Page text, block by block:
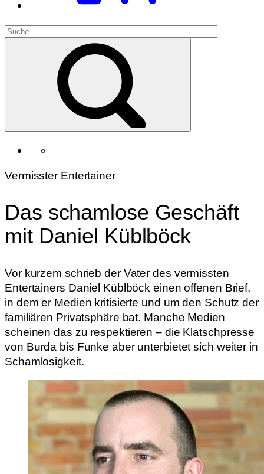
Vermisster Entertainer
Das schamlose Geschäft
mit Daniel Küblböck
Vor kurzem schrieb der Vater des vermissten
Entertainers Daniel Küblböck einen offenen Brief,
in dem er Medien kritisierte und um den Schutz der
familiären Privatsphäre bat. Manche Medien
scheinen das zu respektieren – die Klatschpresse
von Burda bis Funke aber unterbietet sich weiter in
Schamlosigkeit.